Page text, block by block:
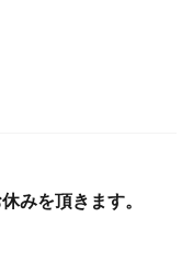
みを頂きます。